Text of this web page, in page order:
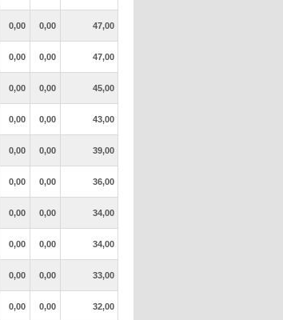
0,00 0,00 47,00
0,00 0,00 47,00
0,00 0,00 45,00
0,00 0,00 43,00
0,00 0,00 39,00
0,00 0,00 36,00
0,00 0,00 34,00
0,00 0,00 34,00
0,00 0,00 33,00
0,00 0,00 32,00